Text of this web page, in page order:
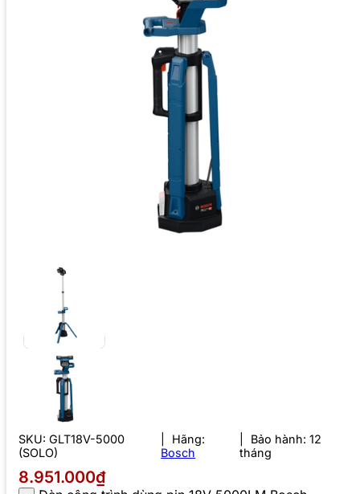
SKU: GLT18V-5000
(SOLO)
Hãng:
Bosch
Bảo hành: 12
tháng
8.951.000₫